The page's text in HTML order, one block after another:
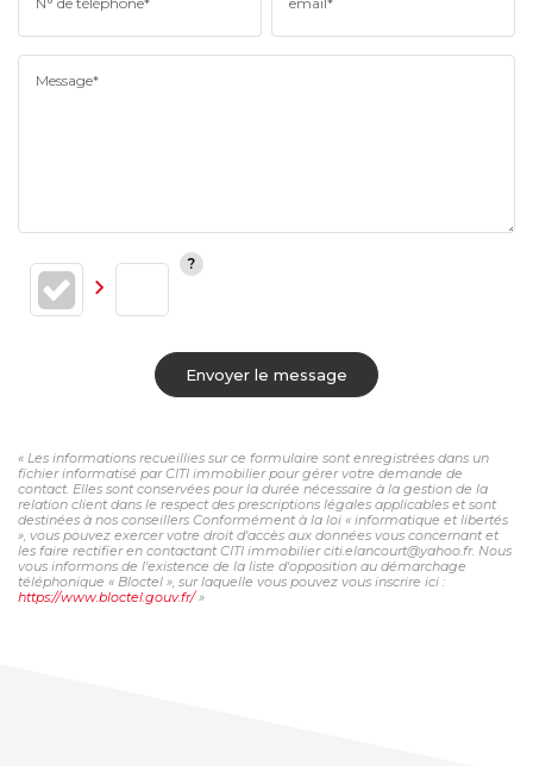
Message*
Envoyer le message
« Les informations recueillies sur ce formulaire sont enregistrées dans un
fichier informatisé par CITI immobilier pour gérer votre demande de
contact. Elles sont conservées pour la durée nécessaire à la gestion de la
relation client dans le respect des prescriptions légales applicables et sont
destinées à nos conseillers Conformément à la loi « informatique et libertés
», vous pouvez exercer votre droit d'accès aux données vous concernant et
les faire rectifier en contactant CITI immobilier citi.elancourt@yahoo.fr. Nous
vous informons de l'existence de la liste d'opposition au démarchage
téléphonique « Bloctel », sur laquelle vous pouvez vous inscrire ici :
https://www.bloctel.gouv.fr/»